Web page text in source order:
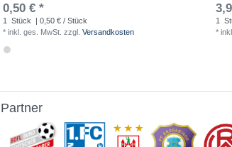
0,50 € *
1 Stück
| 0,50 € / Stück
* inkl. ges. MwSt. zzgl. Versandkosten
1
*
Partner